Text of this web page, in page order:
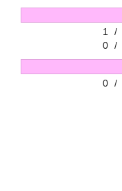
1
/
0 /
0 /